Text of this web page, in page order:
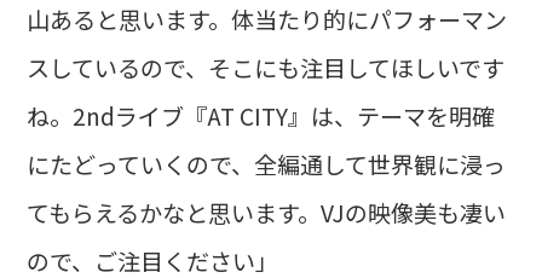
山あると思います。体当たり的にパフォーマン
スしているので、そこにも注目してほしいです
ね。2ndライブ『AT CITY』は、テーマを明確
にたどっていくので、全編通して世界観に浸っ
てもらえるかなと思います。VJの映像美も凄い
ので、ご注目ください」